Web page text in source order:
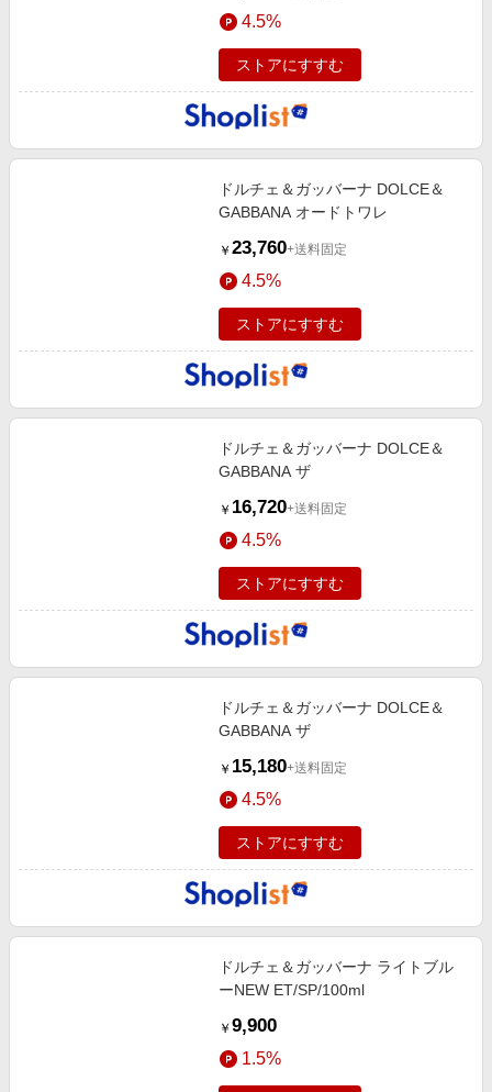
4.5%
ストアにすすむ
ドルチェ＆ガッバーナ DOLCE＆
GABBANA オードトワレ
￥ 23,760+送料固定
4.5%
ストアにすすむ
ドルチェ＆ガッバーナ DOLCE＆
GABBANA ザ
￥ 16,720+送料固定
4.5%
ストアにすすむ
ドルチェ＆ガッバーナ DOLCE＆
GABBANA ザ
￥ 15,180+送料固定
4.5%
ストアにすすむ
ドルチェ＆ガッバーナ ライトブル
ーNEW ET/SP/100ml
￥ 9,900
1.5%